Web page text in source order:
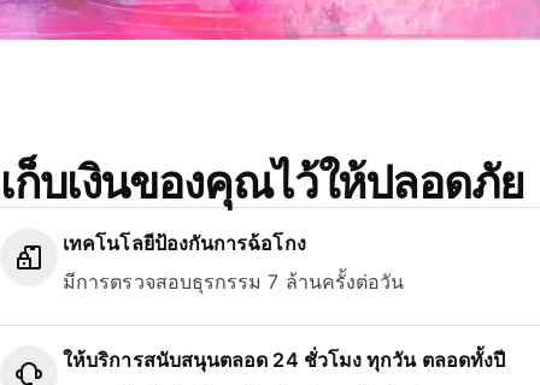
เก็บเงินของคุณไว้ให้ปลอดภัย
เทคโนโลยีป้องกันการฉ้อโกง
มีการตรวจสอบธุรกรรม 7 ล้านครั้งต่อวัน
ให้บริการสนับสนุนตลอด 24 ชั่วโมง ทุกวัน ตลอดทั้งปี